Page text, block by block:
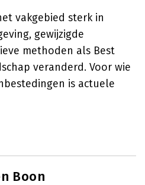
vakgebied sterk in
gewijzigde
methoden als Best
veranderd. Voor wie
is actuele
Boon